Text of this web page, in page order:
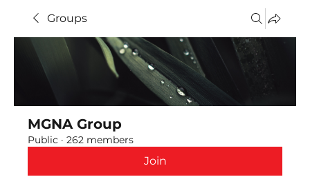
Groups
MGNA Group
Public · 262 members
Join